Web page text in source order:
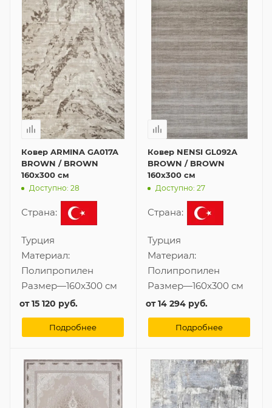
Ковер ARMINA GA017A
BROWN / BROWN
160x300 см
Доступно: 28
Страна:
Турция
Материал:
Полипропилен
Размер—160x300 см
от15 120 руб.
Подробнее
Ковер NENSI GL092A
BROWN / BROWN
160x300 см
Доступно: 27
Страна:
Турция
Материал:
Полипропилен
Размер—160x300 см
от14 294 руб.
Подробнее